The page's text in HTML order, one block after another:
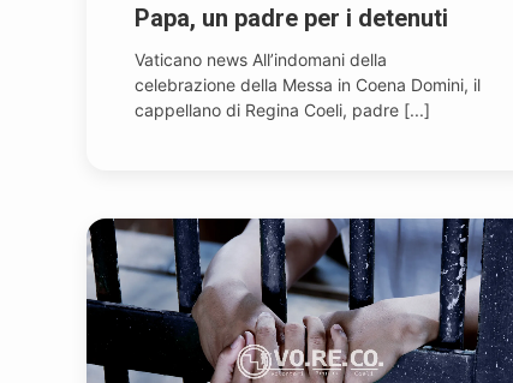
Papa, un padre per i detenuti
Vaticano news All’indomani della
celebrazione della Messa in Coena Domini, il
cappellano di Regina Coeli, padre [...]